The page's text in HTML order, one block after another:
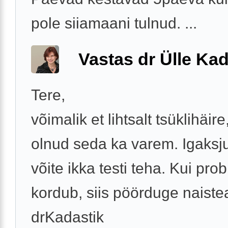
pole siiamaani tulnud. ...
Vastas dr Ülle
Tere,
võimalik et lihtsalt
olnud seda ka varem.
võite ikka testi teha. Kui
kordub, siis pöörduge
drKadastik